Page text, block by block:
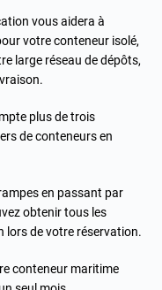
vous aidera à
votre conteneur isolé,
large réseau de dépôts,
plus de trois
de conteneurs en
en passant par
obtenir tous les
lors de votre réservation.
conteneur maritime